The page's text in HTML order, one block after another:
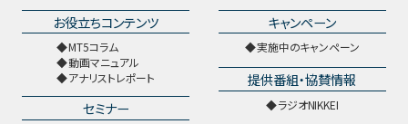
お役立ちコンテンツ
MT5コラム
動画マニュアル
アナリストレポート
セミナー
キャンペーン
実施中のキャンペーン
提供番組・協賛情報
ラジオNIKKEI